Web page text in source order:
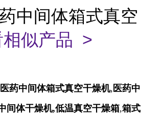
中间体箱式真空
相似产品 >
医药中间体箱式真空干燥机, 医药中
间体干燥机,低温真空干燥箱,箱式